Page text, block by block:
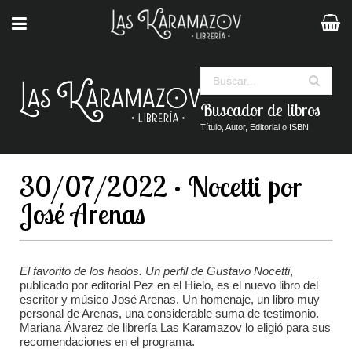
Buscador de libros
Título, Autor, Editorial o ISBN
30/07/2022 · Nocetti por
José Arenas
El favorito de los hados. Un perfil de Gustavo Nocetti,
publicado por editorial Pez en el Hielo, es el nuevo libro del
escritor y músico José Arenas. Un homenaje, un libro muy
personal de Arenas, una considerable suma de testimonio.
Mariana Álvarez de librería Las Karamazov lo eligió para sus
recomendaciones en el programa.